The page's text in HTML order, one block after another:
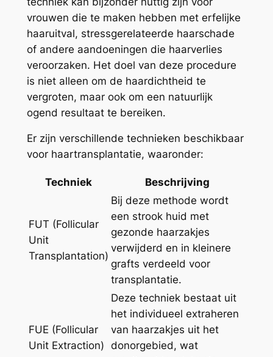
vrouwen die te maken hebben met erfelijke
haaruitval, stressgerelateerde haarschade
of andere aandoeningen die haarverlies
veroorzaken. Het doel van deze procedure
is niet alleen om de haardichtheid te
vergroten, maar ook om een natuurlijk
ogend resultaat te bereiken.
Er zijn verschillende technieken beschikbaar
voor haartransplantatie, waaronder:
Techniek Beschrijving
FUT (Follicular
Unit
Transplantation)
Bij deze methode wordt
een strook huid met
gezonde haarzakjes
verwijderd en in kleinere
grafts verdeeld voor
transplantatie.
FUE (Follicular
Unit Extraction)
Deze techniek bestaat uit
het individueel extraheren
van haarzakjes uit het
donorgebied, wat